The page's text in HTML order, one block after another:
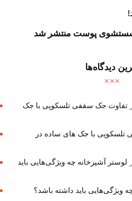
پوست منتشر شد
دیدگاه‌ها
تفاوت جک سقفی تلسکوپی با جک
با جک های ساده در
لوستر آشپزخانه چه ویژگی‌هایی باید
ویژگی‌هایی باید داشته باشد؟